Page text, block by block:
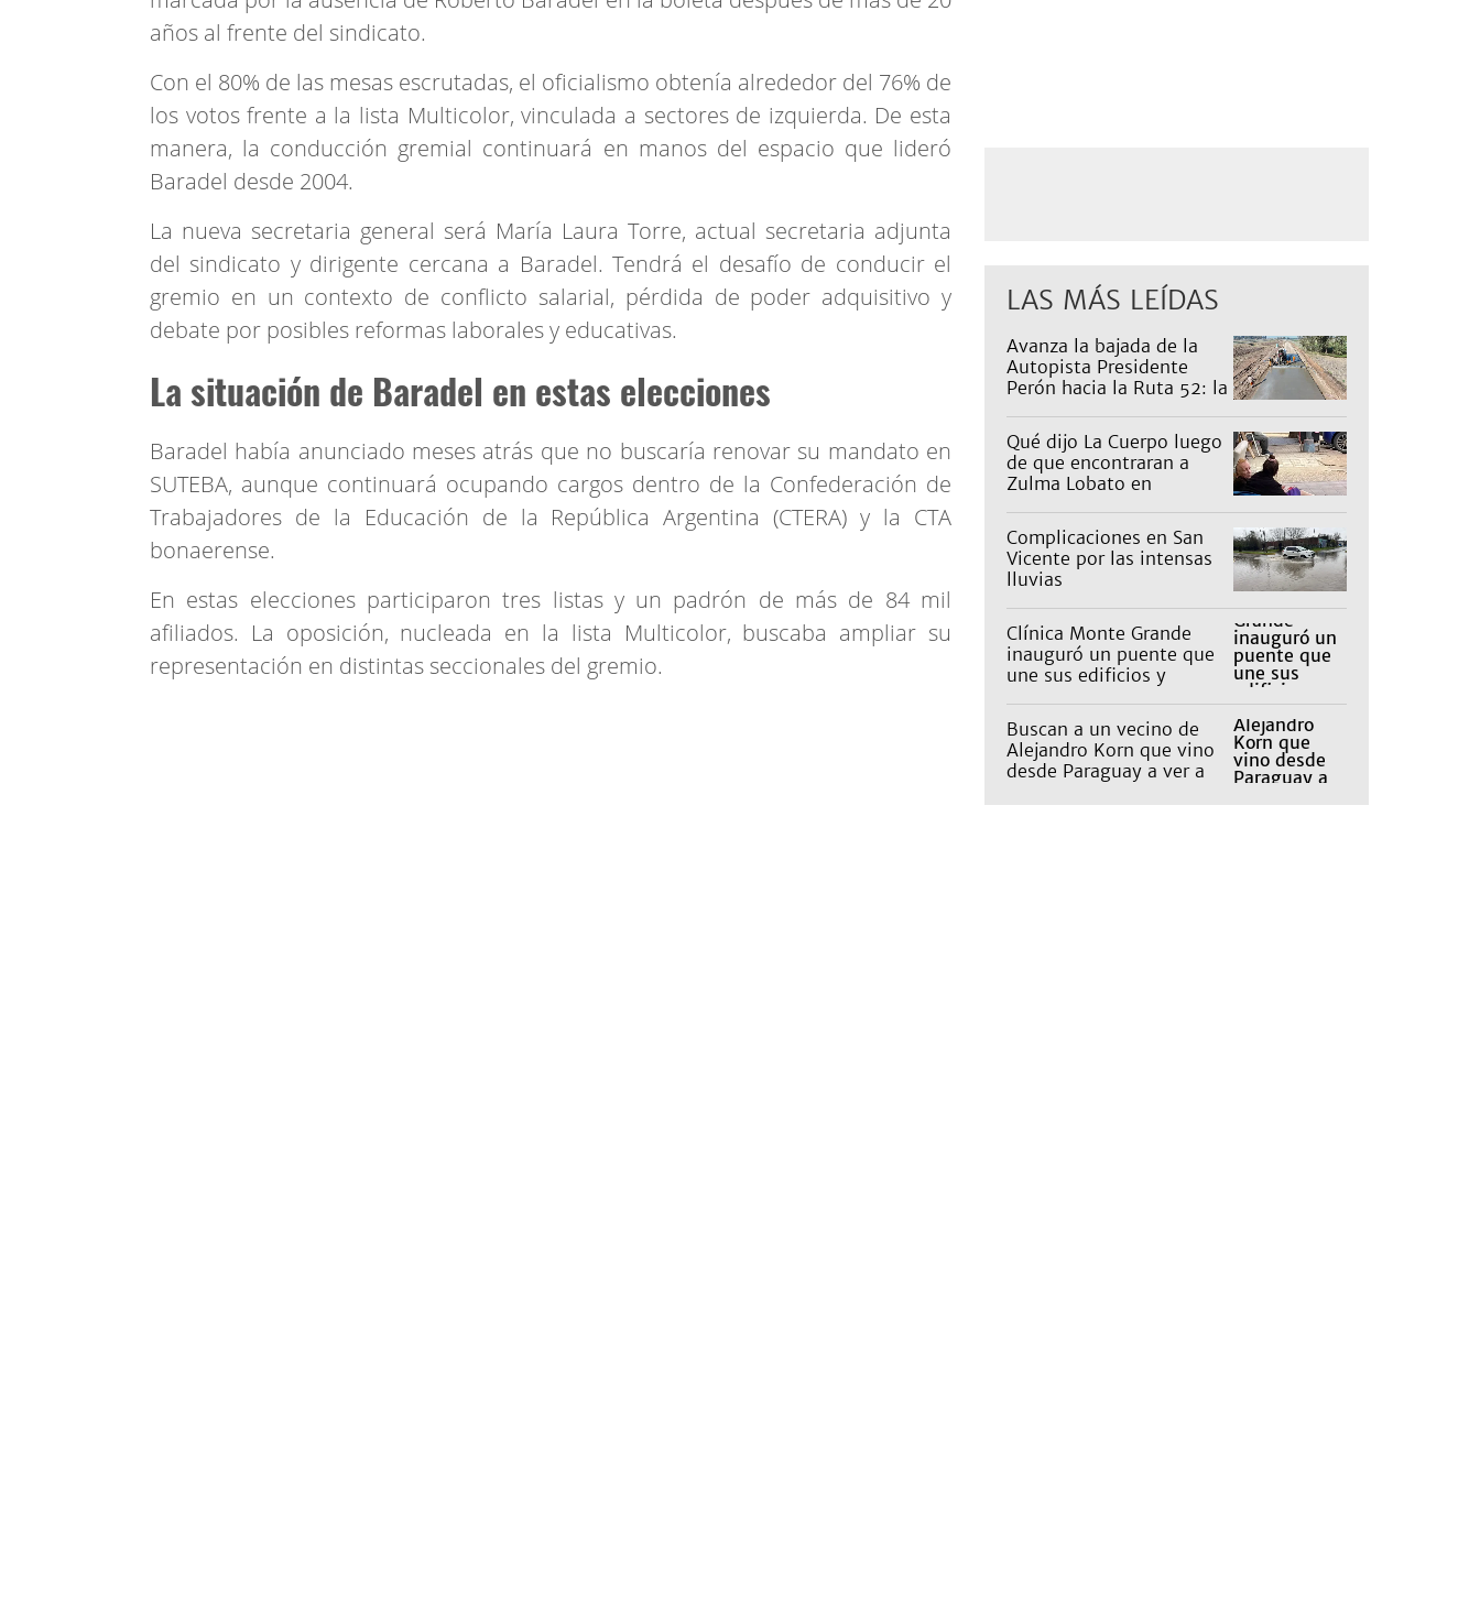
años al frente del sindicato.
Con el 80% de las mesas escrutadas, el oficialismo obtenía alrededor del 76% de
los votos frente a la lista Multicolor, vinculada a sectores de izquierda. De esta
manera, la conducción gremial continuará en manos del espacio que lideró
Baradel desde 2004.
La nueva secretaria general será María Laura Torre, actual secretaria adjunta
del sindicato y dirigente cercana a Baradel. Tendrá el desafío de conducir el
gremio en un contexto de conflicto salarial, pérdida de poder adquisitivo y
debate por posibles reformas laborales y educativas.
La situación de Baradel en estas elecciones
Baradel había anunciado meses atrás que no buscaría renovar su mandato en
SUTEBA, aunque continuará ocupando cargos dentro de la Confederación de
Trabajadores de la Educación de la República Argentina (CTERA) y la CTA
bonaerense.
En estas elecciones participaron tres listas y un padrón de más de 84 mil
afiliados. La oposición, nucleada en la lista Multicolor, buscaba ampliar su
representación en distintas seccionales del gremio.
LAS MÁS LEÍDAS
Avanza la bajada de la
Autopista Presidente
Perón hacia la Ruta 52: la
Qué dijo La Cuerpo luego
de que encontraran a
Zulma Lobato en
Complicaciones en San
Vicente por las intensas
lluvias
Clínica Monte Grande
inauguró un puente que
une sus edificios y
Buscan a un vecino de
Alejandro Korn que vino
desde Paraguay a ver a